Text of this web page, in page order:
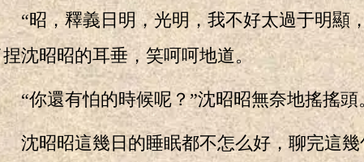
，釋義日明，光明，我不好太過于明顯，
捏沈昭昭的耳垂，笑呵呵地道。
還有怕的時候呢？”沈昭昭無奈地搖搖頭
昭昭這幾日的睡眠都不怎么好，聊完這幾